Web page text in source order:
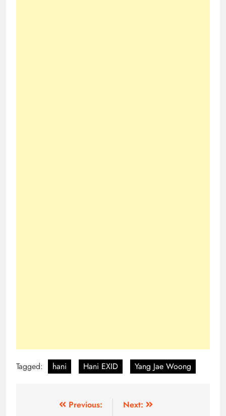
Tagged: hani Hani EXID Yang Jae Woong
Previous: Next: